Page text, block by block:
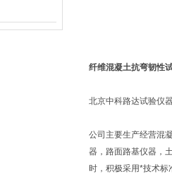
纤维混凝土抗弯韧性
北京中科路达试验仪
公司主要生产经营混
器，路面路基仪器，
时，积极采用*技术